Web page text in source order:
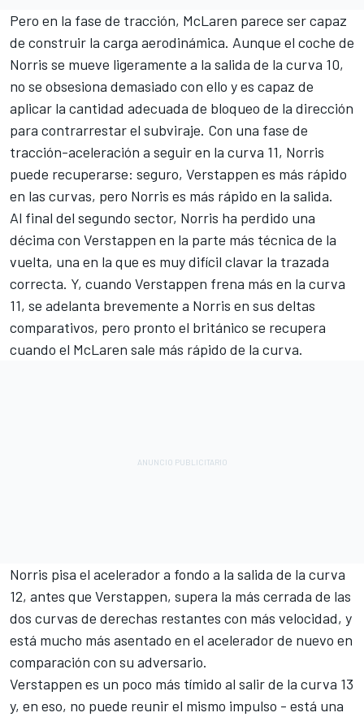
Pero en la fase de tracción, McLaren parece ser capaz
de construir la carga aerodinámica. Aunque el coche de
Norris se mueve ligeramente a la salida de la curva 10,
no se obsesiona demasiado con ello y es capaz de
aplicar la cantidad adecuada de bloqueo de la dirección
para contrarrestar el subviraje. Con una fase de
tracción-aceleración a seguir en la curva 11, Norris
puede recuperarse: seguro, Verstappen es más rápido
en las curvas, pero Norris es más rápido en la salida.
Al final del segundo sector, Norris ha perdido una
décima con Verstappen en la parte más técnica de la
vuelta, una en la que es muy difícil clavar la trazada
correcta. Y, cuando Verstappen frena más en la curva
11, se adelanta brevemente a Norris en sus deltas
comparativos, pero pronto el británico se recupera
cuando el McLaren sale más rápido de la curva.
Norris pisa el acelerador a fondo a la salida de la curva
12, antes que Verstappen, supera la más cerrada de las
dos curvas de derechas restantes con más velocidad, y
está mucho más asentado en el acelerador de nuevo en
comparación con su adversario.
Verstappen es un poco más tímido al salir de la curva 13
y, en eso, no puede reunir el mismo impulso - está una